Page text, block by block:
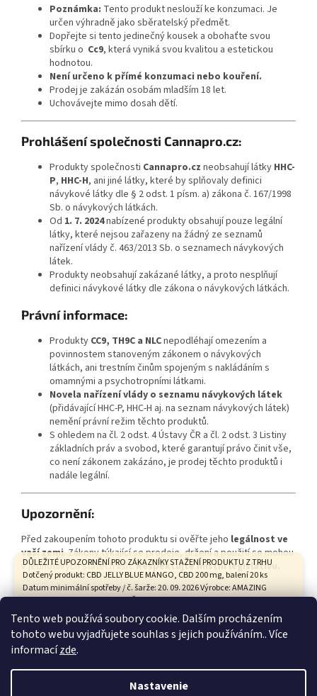
Tento web používá soubory cookie. Dalším procházením
tohoto webu vyjadřujete souhlas s jejich používáním.. Více
informacízde.
Nastavenie
DŮLEŽITÉ UPOZORNĚNÍ PRO ZÁKAZNÍKY STAŽENÍ PRODUKTU Z TRHU
Dotčený produkt: CBD JELLY BLUE MANGO, CBD 200 mg, balení 20 ks
Datum minimální spotřeby / č. šarže: 20. 09. 2026 Výrobce: AMAZING
HEALTH CARE s.r.o., Tovární 9, České Budějovice Státní zemědělská a
potravinářská inspekce na základě hodnocení zdravotního rizika
vypracovaného Státním zdravotním ústavem vyhodnotila tento
produkt není bezpečný. ŽÁDÁME VŠECHNY ZÁKAZNÍKY, KTEŘÍ TENTO
PRODUKT ZAKOUPILI: 1. Produkt nekonzumujte. 2. Uchovávejte jej
technických důvodů uzavřena. Pro vrácení produktu a kupní ceny nás
Poznámka: Tento produkt neslouží ke konzumaci. Je
určen výhradně jako sběratelský předmět.
Dopřejte si tento jedinečný kousek a obohaťte svou
sbírku o Cc9, která vyniká svou kvalitou a estetickou
hodnotou.
Není určeno k přímé konzumaci nebo kouření.
Prodej je zakázán osobám mladším 18 let.
Uchovávejte mimo dosah dětí.
Prohlášení společnosti Cannapro.cz:
Produkty společnosti Cannapro.cz neobsahují látky HHC-
P, HHC-H, ani jiné látky, které by splňovaly definici
návykové látky dle § 2 odst. 1 písm. a) zákona č. 167/1998
Sb. o návykových látkách.
Od 1. 7. 2024nabízené produkty obsahují pouze legální
látky, které nejsou zařazeny na žádný ze seznamů
nařízení vlády č. 463/2013 Sb. o seznamech návykových
látek.
Produkty neobsahují zakázané látky, a proto nesplňují
definici návykové látky dle zákona o návykových látkách.
Právní informace:
Produkty CC9, TH9C a NLCnepodléhají omezením a
povinnostem stanoveným zákonem o návykových
látkách, ani trestním činům spojeným s nakládáním s
omamnými a psychotropními látkami.
Novela nařízení vlády o seznamu návykových látek
(přidávající HHC-P, HHC-H aj. na seznam návykových látek)
nemění právní režim těchto produktů.
S ohledem na čl. 2 odst. 4 Ústavy ČR a čl. 2 odst. 3 Listiny
základních práv a svobod, které garantují právo činit vše,
co není zákonem zakázáno, je prodej těchto produktů i
nadále legální.
Upozornění:
Před zakoupením tohoto produktu si ověřte jeho legálnost ve
vaší zemi. Zákony týkající se prodeje, držení a použití se mohou
v jednotlivých státech lišit.Respektujte místní legislativu.